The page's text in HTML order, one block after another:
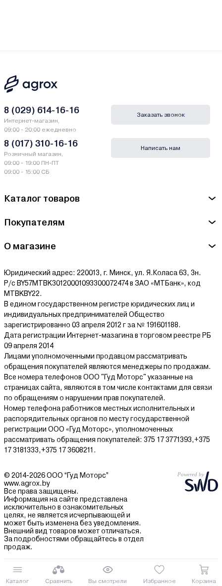
Каталог Сравнить Вы смотрели Избранное Корзина
Каталог товаров
Покупателям
О магазине
Юридический адрес: 220013, г. Минск, ул. Я.Коласа 63, 3н.
Р/с BY57MTBK30120001093300072474 в ЗАО «МТБанк», код
MTBKBY22.
В едином государственном регистре юридических лиц и
индивидуальных предпринимателей Общество
зарегистрированно 03 апреля 2012 г за № 191601188.
Дата регистрации Интернет-мазагина в торговом реестре РБ
09 апреля 2014
Лицами уполномоченными продавцом рассматривать
обращения покупателей являются менеджеры по продажам.
Все номера телефонов ООО "Гуд Моторс" указанные на
страницах сайта, являются в том числе контактами для связи
по обращениям о нарушении прав покупателей.
Номер телефона работников местных исполнительных и
распорядительных органов по месту государственной
регистрации ООО «Гуд Моторс», уполномоченных
рассматривать обращения покупателей: 375 17 3771393,+375
17 3181333,+375 17 3608211.
8 (029) 614-16-16
Интернет-магазин,
09:00 - 20:00 ежедневно
8 (017) 310-16-16
Розничный магазин,
09:00 - 19:00 ПН-ПТ
09:00 - 15:00 СБ
Заказать звонок
Написать нам
© 2014-2026 ООО “Гуд Моторс”
www.agrox.by
Все права защищены.
Информация на сайте представлена
исключительно в ознакомительных
целях, не является исчерпывающей и
может быть изменена без уведомления.
Внешний вид товаров может отличаться.
За подробностями обращайтесь в отдел
продаж.